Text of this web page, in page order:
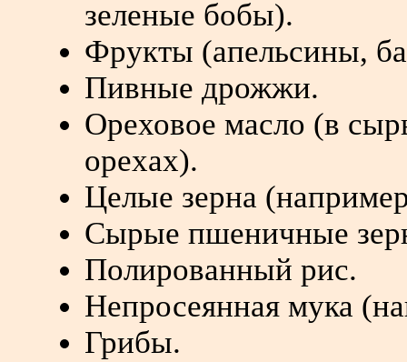
зеленые бобы).
Фрукты (апельсины,
Пивные дрожжи.
Ореховое масло (в
орехах).
Целые зерна
Сырые пшеничные
Полированный рис.
Непросеянная мука
Грибы.